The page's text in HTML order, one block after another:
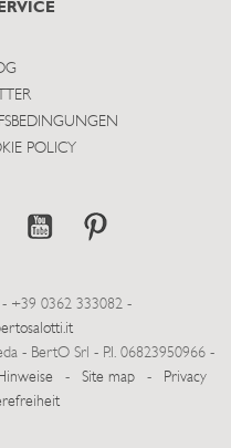
POLICY
+39 0362 333082 -
- BertO Srl - P.I. 06823950966 -
- Site map -
Privacy